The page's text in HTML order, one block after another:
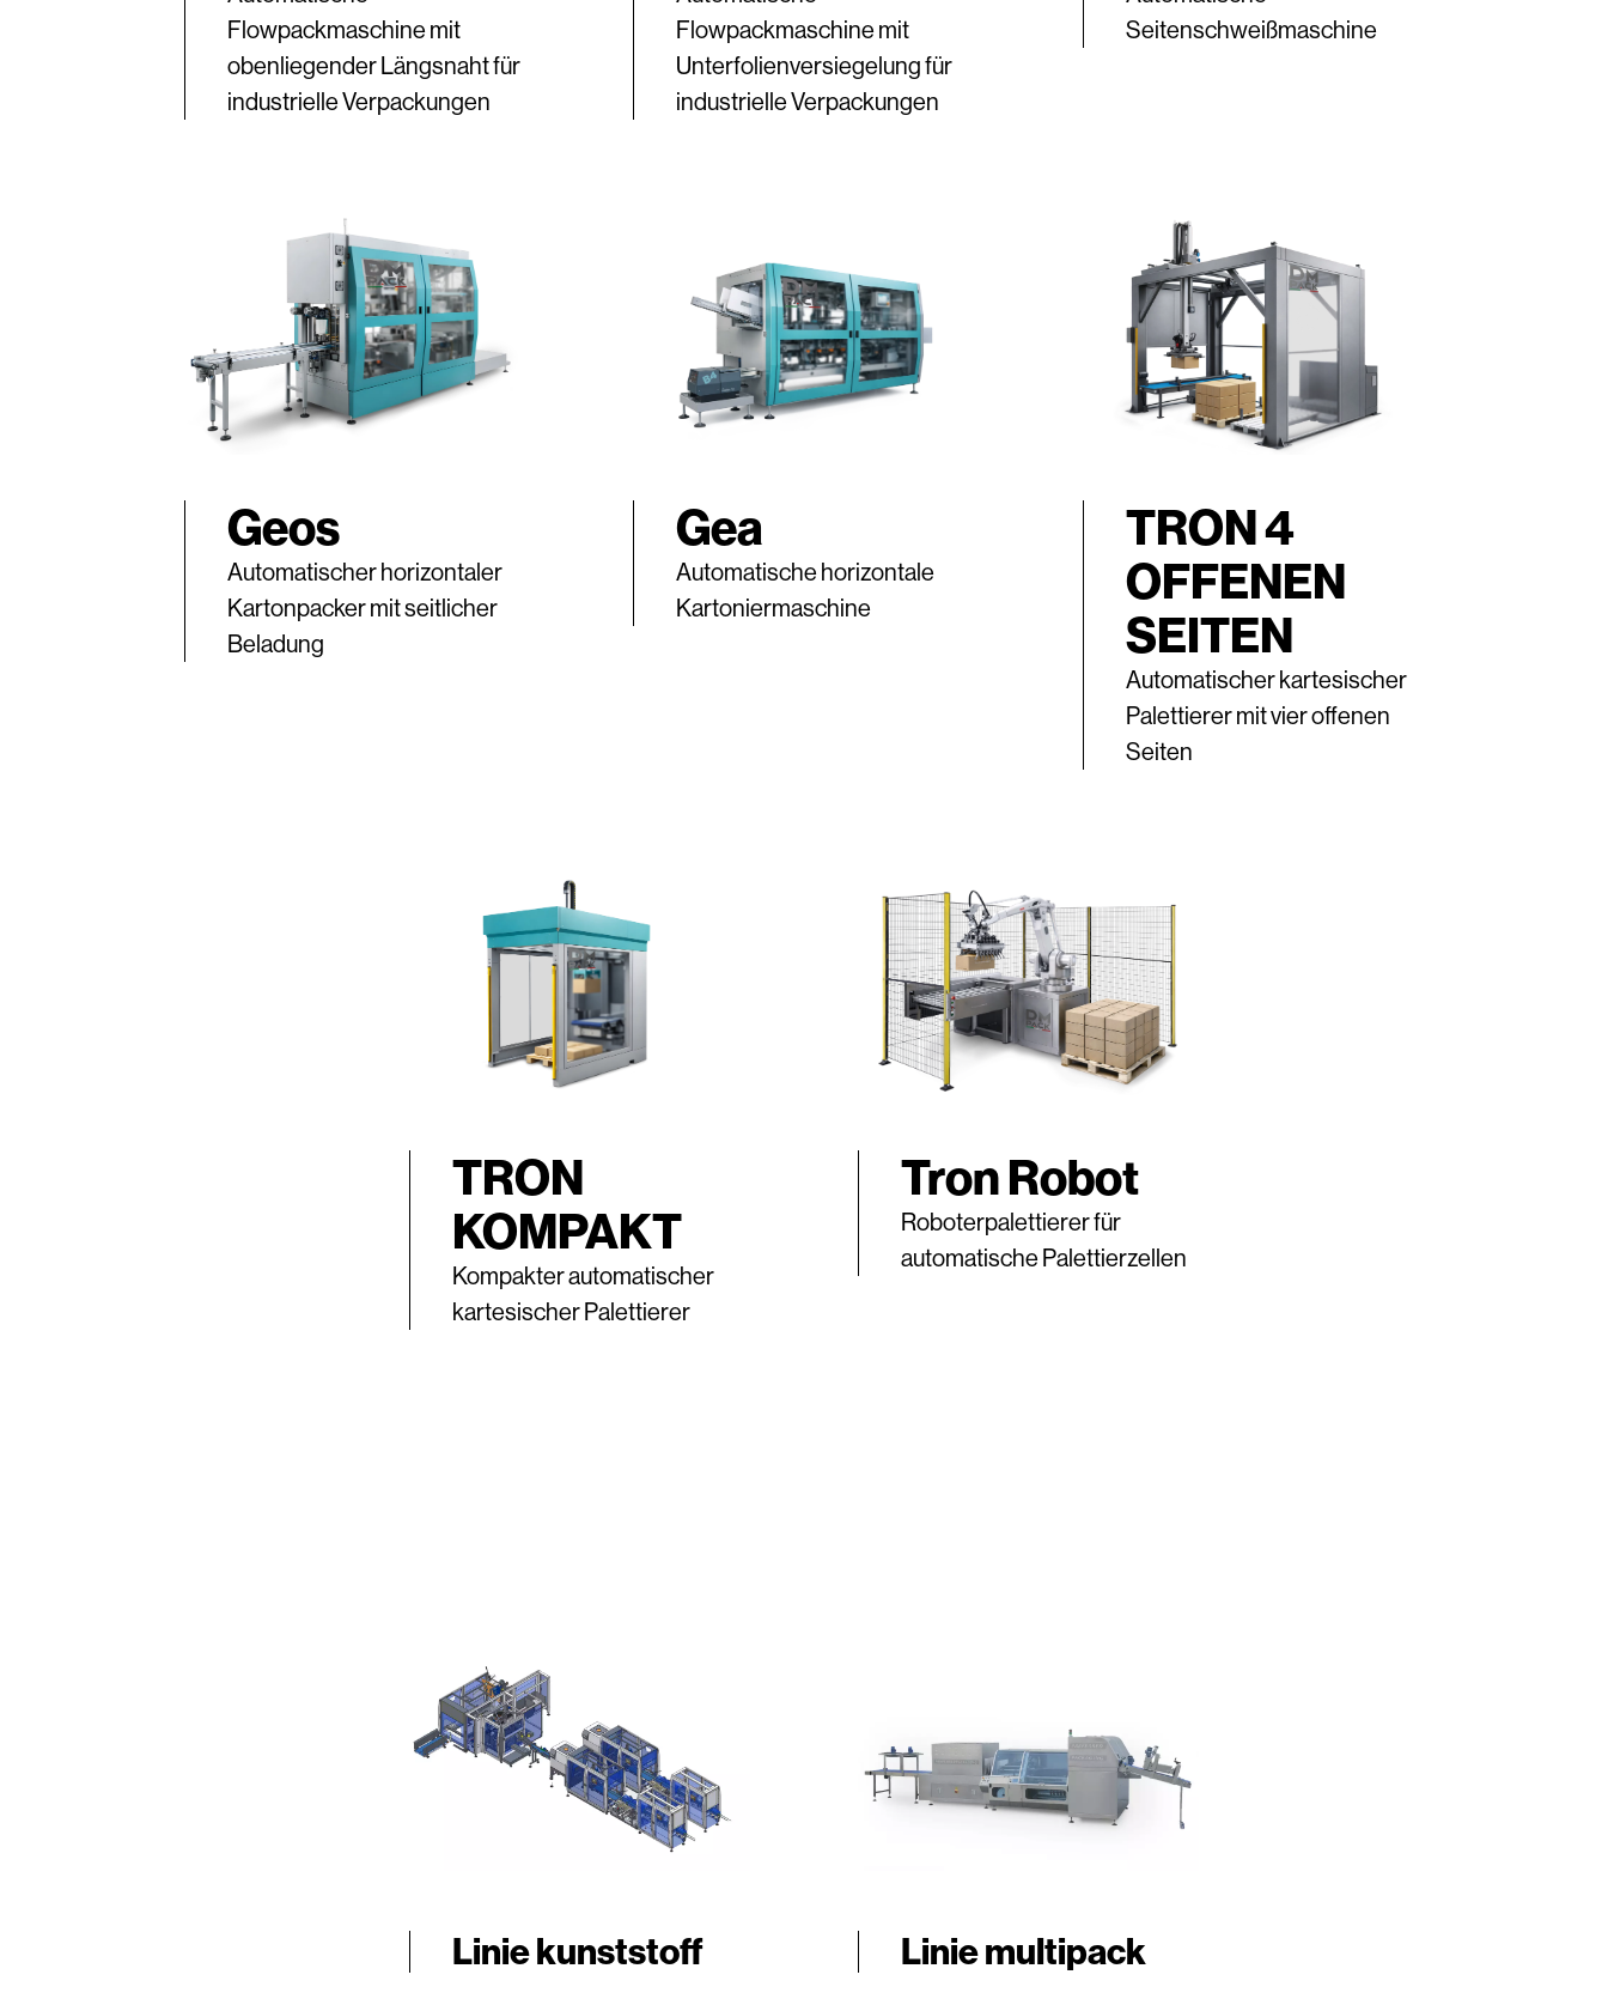
Flowpackmaschine mit
obenliegender Längsnaht für
industrielle Verpackungen
Flowpackmaschine mit
Unterfolienversiegelung für
industrielle Verpackungen
Seitenschweißmaschine
Geos
Automatischer horizontaler
Kartonpacker mit seitlicher
Beladung
Gea
Automatische horizontale
Kartoniermaschine
TRON 4
OFFENEN
SEITEN
Automatischer kartesischer
Palettierer mit vier offenen
Seiten
TRON
KOMPAKT
Kompakter automatischer
kartesischer Palettierer
Tron Robot
Roboterpalettierer für
automatische Palettierzellen
Linie kunststoff Linie multipack